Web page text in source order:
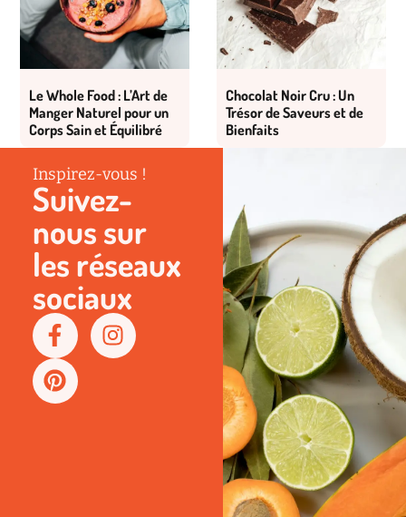
Le Whole Food : L’Art de
Manger Naturel pour un
Corps Sain et Équilibré
Chocolat Noir Cru : Un
Trésor de Saveurs et de
Bienfaits
Inspirez-vous !
Suivez-
nous sur
les réseaux
sociaux